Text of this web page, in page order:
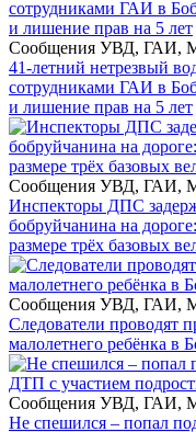
Сообщения УВД, ГАИ,
41-летний нетрезвый
сотрудниками ГАИ в
и лишение прав на 5 лет
Сообщения УВД, ГАИ,
Инспекторы ДПС
бобруйчанина на
размере трёх базовых
Сообщения УВД, ГАИ,
Следователи проводят
малолетнего ребёнка в
Сообщения УВД, ГАИ,
Не спешился – попал